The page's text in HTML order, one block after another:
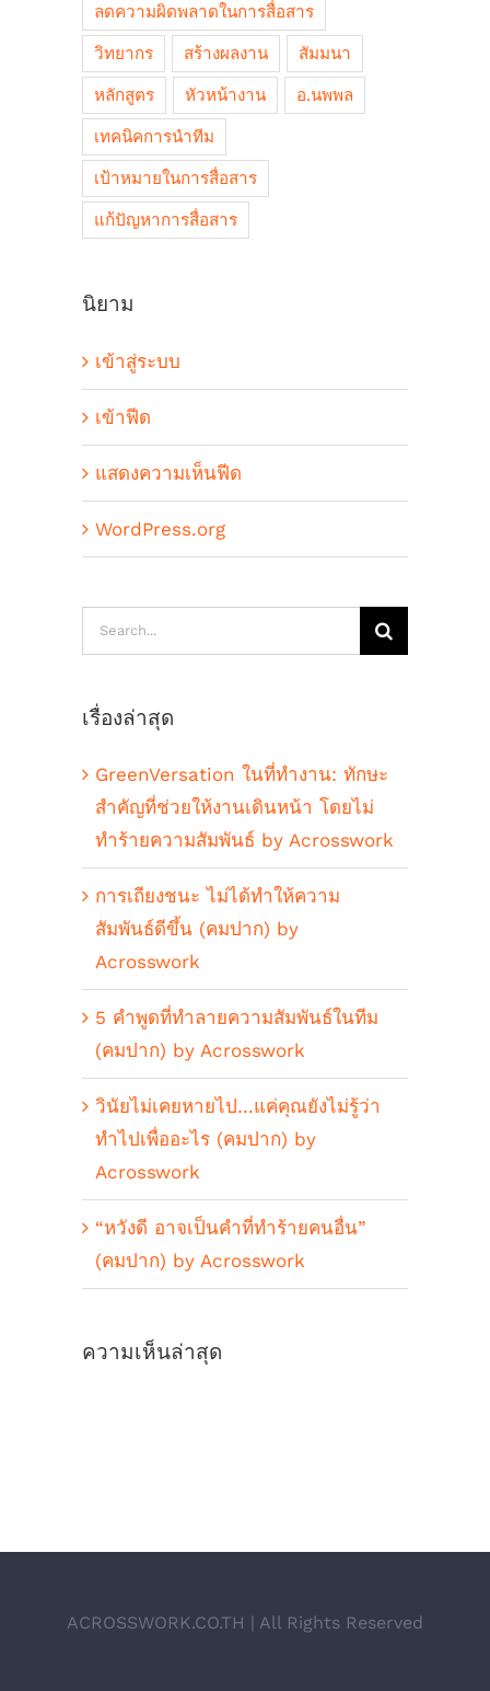
ลดความผิดพลาดในการสื่อสาร
วิทยากร สร้างผลงาน สัมมนา
หลักสูตร หัวหน้างาน อ.นพพล
เทคนิคการนำทีม
เป้าหมายในการสื่อสาร
แก้ปัญหาการสื่อสาร
นิยาม
เข้าสู่ระบบ
เข้าฟีด
แสดงความเห็นฟีด
WordPress.org
Search
for:
เรื่องล่าสุด
GreenVersation ในที่ทำงาน: ทักษะ
สำคัญที่ช่วยให้งานเดินหน้า โดยไม่
ทำร้ายความสัมพันธ์ by Acrosswork
การเถียงชนะ ไม่ได้ทำให้ความ
สัมพันธ์ดีขึ้น (คมปาก) by
Acrosswork
5 คำพูดที่ทำลายความสัมพันธ์ในทีม
(คมปาก) by Acrosswork
วินัยไม่เคยหายไป…แค่คุณยังไม่รู้ว่า
ทำไปเพื่ออะไร (คมปาก) by
Acrosswork
“หวังดี อาจเป็นคำที่ทำร้ายคนอื่น”
(คมปาก) by Acrosswork
ความเห็นล่าสุด
ACROSSWORK.CO.TH | All Rights Reserved